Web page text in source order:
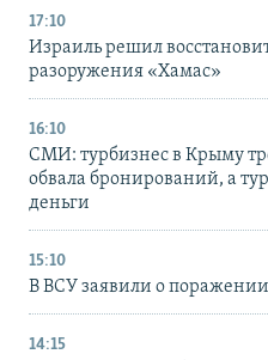
17:10
Израиль решил
разоружения «Хамас»
16:10
СМИ: турбизнес в Крыму
обвала бронирований, а
деньги
15:10
В ВСУ заявили о
14:15